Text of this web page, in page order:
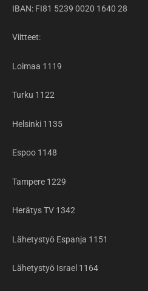
IBAN: FI81 5239 0020 1640 28
Viitteet:
Loimaa 1119
Turku 1122
Helsinki 1135
Espoo 1148
Tampere 1229
Herätys TV 1342
Lähetystyö Espanja 1151
Lähetystyö Israel 1164